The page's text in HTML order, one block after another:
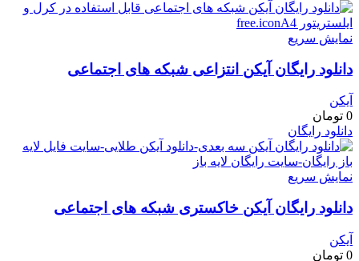
نمایش سریع
دانلود رایگان آیکن انتزاعی شبکه های اجتماعی
آیکن
0 تومان
دانلود رایگان
نمایش سریع
دانلود رایگان آیکن خاکستری شبکه های اجتماعی
آیکن
0 تومان